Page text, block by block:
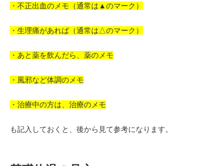
・不正出血のメモ（通常は▲のマーク）
・生理痛があれば（通常は△のマーク）
・あと薬を飲んだら、薬のメモ
・風邪など体調のメモ
・治療中の方は、治療のメモ
も記入しておくと、後から見て参考になります。